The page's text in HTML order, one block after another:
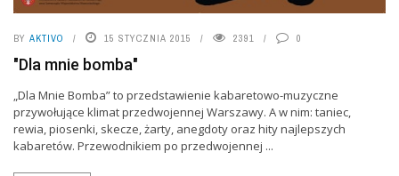
BY AKTIVO 15 STYCZNIA 2015 2391 0
"Dla mnie bomba"
„Dla Mnie Bomba” to przedstawienie kabaretowo-muzyczne
przywołujące klimat przedwojennej Warszawy. A w nim: taniec,
rewia, piosenki, skecze, żarty, anegdoty oraz hity najlepszych
kabaretów. Przewodnikiem po przedwojennej ...